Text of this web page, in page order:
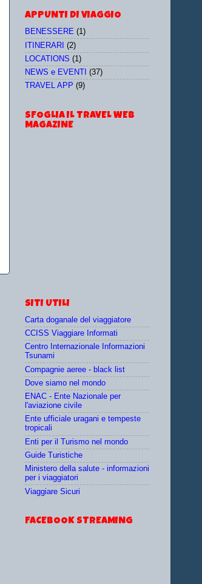
APPUNTI DI VIAGGIO
BENESSERE (1)
ITINERARI (2)
LOCATIONS (1)
NEWS e EVENTI
(37)
TRAVEL APP (9)
SFOGLIA IL TRAVEL WEB
MAGAZINE
SITI UTILI
Carta doganale del viaggiatore
CCISS Viaggiare Informati
Centro Internazionale Informazioni
Tsunami
Compagnie aeree - black list
Dove siamo nel mondo
ENAC - Ente Nazionale per
l'aviazione civile
Ente ufficiale uragani e tempeste
tropicali
Enti per il Turismo nel mondo
Guide Turistiche
Ministero della salute - informazioni
per i viaggiatori
Viaggiare Sicuri
FACEBOOK STREAMING